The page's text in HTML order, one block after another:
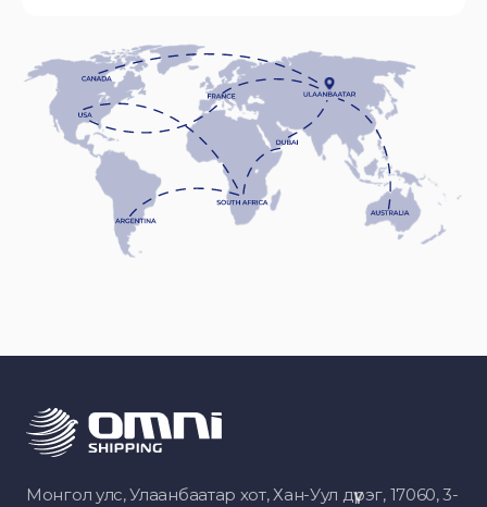
Монгол улс, Улаанбаатар хот, Хан-Уул дүүрэг, 17060, 3-